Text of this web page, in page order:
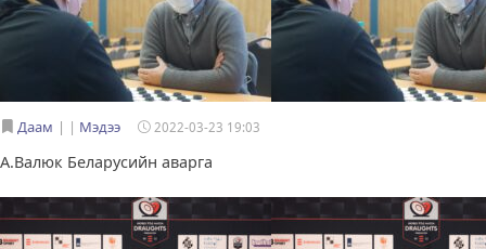
Даам | Мэдээ 2022-03-23 19:03
А.Валюк Беларусийн аварга